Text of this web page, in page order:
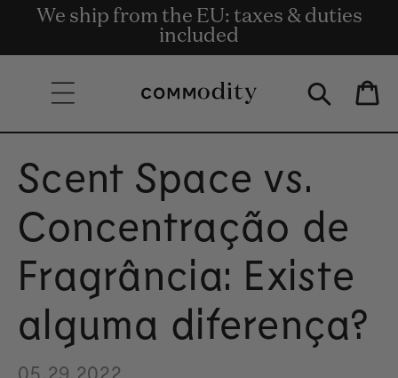
Skip to content
Entrega gratuita para encomendas de
valor igual ou superior a 135€.
We ship from the EU: taxes & duties
included
Get rewards for shopping with
Commodity.Circle
Bag
Scent Space vs.
Concentração de
Fragrância: Existe
alguma diferença?
05.29.2022